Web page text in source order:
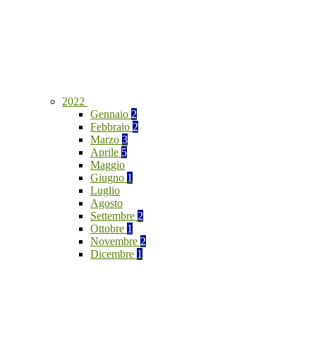
2022
Gennaio 2
Febbraio 2
Marzo 3
Aprile 5
Maggio
Giugno 1
Luglio
Agosto
Settembre 2
Ottobre 1
Novembre 2
Dicembre 1